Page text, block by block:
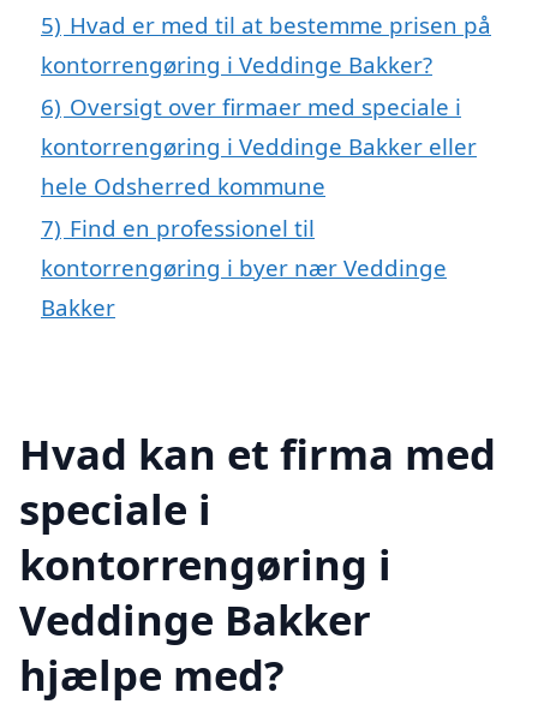
5) Hvad er med til at bestemme prisen på
kontorrengøring i Veddinge Bakker?
6) Oversigt over firmaer med speciale i
kontorrengøring i Veddinge Bakker eller
hele Odsherred kommune
7) Find en professionel til
kontorrengøring i byer nær Veddinge
Bakker
Hvad kan et firma med
speciale i
kontorrengøring i
Veddinge Bakker
hjælpe med?